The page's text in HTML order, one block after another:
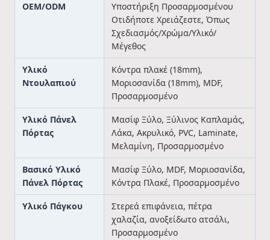
OEM/ODM
Υποστήριξη Προσαρμοσμένου
Οτιδήποτε Χρειάζεστε, Όπως
Σχεδιασμός/Χρώμα/Υλικό/
Μέγεθος
Υλικό
Ντουλαπιού
Κόντρα πλακέ (18mm),
Μοριοσανίδα (18mm), MDF,
Προσαρμοσμένο
Υλικό Πάνελ
Πόρτας
Μασίφ Ξύλο, Ξύλινος Καπλαμάς,
Λάκα, Ακρυλικό, PVC, Laminate,
Μελαμίνη, Προσαρμοσμένο
Βασικό Υλικό
Πάνελ Πόρτας
Μασίφ Ξύλο, MDF, Μοριοσανίδα,
Κόντρα Πλακέ, Προσαρμοσμένο
Υλικό Πάγκου
Στερεά επιφάνεια, πέτρα
χαλαζία, ανοξείδωτο ατσάλι,
Προσαρμοσμένο